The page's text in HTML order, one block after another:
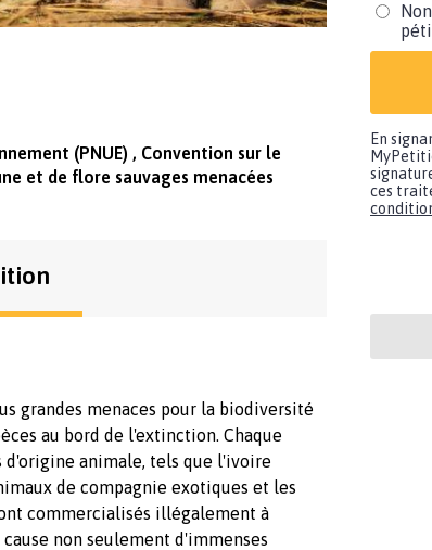
(PNUE) , Convention sur le
et de flore sauvages menacées
grandes menaces pour la biodiversité
au bord de l'extinction. Chaque
animale, tels que l'ivoire
de compagnie exotiques et les
commercialisés illégalement à
non seulement d'immenses
En
ces